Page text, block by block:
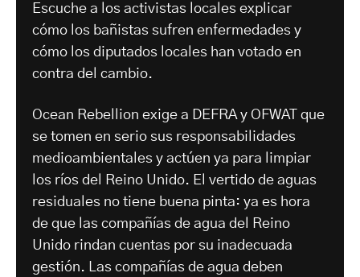
Escuche a los activistas locales explicar
cómo los bañistas sufren enfermedades y
cómo los diputados locales han votado en
contra del cambio.
Ocean Rebellion exige a DEFRA y OFWAT que
se tomen en serio sus responsabilidades
medioambientales y actúen ya para limpiar
los ríos del Reino Unido. El vertido de aguas
residuales no tiene buena pinta: ya es hora
de que las compañías de agua del Reino
Unido rindan cuentas por su inadecuada
gestión. Las compañías de agua deben